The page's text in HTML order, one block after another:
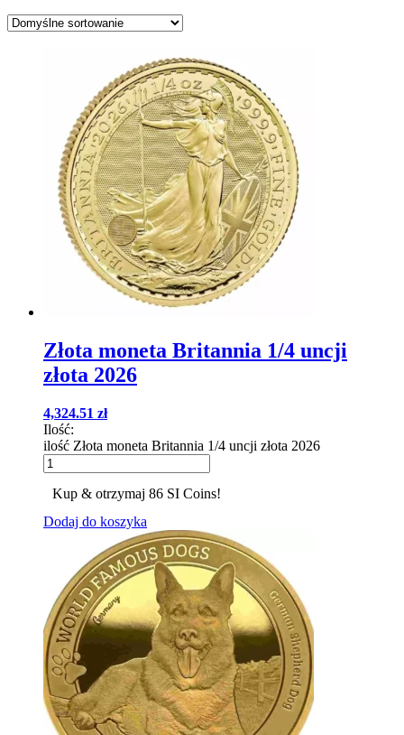
Złota moneta Britannia 1/4 uncji
złota 2026
4,324.51 zł
Ilość:
ilość Złota moneta Britannia 1/4 uncji złota 2026
Kup & otrzymaj 86 SI Coins!
Dodaj do koszyka